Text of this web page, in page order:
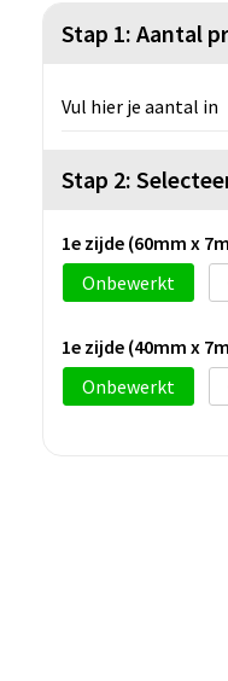
Stap 1: Aantal
Vul hier je aantal in
Stap 2:
1e zijde (60mm x
Onbewerkt
1e zijde (40mm x
Onbewerkt